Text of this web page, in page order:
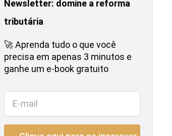
Newsletter: domine a reforma
tributária
🚀 Aprenda tudo o que você
precisa em apenas 3 minutos e
ganhe um e-book gratuito